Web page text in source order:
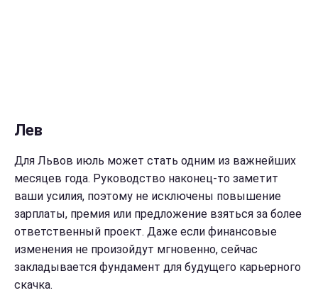
Лев
Для Львов июль может стать одним из важнейших
месяцев года. Руководство наконец-то заметит
ваши усилия, поэтому не исключены повышение
зарплаты, премия или предложение взяться за более
ответственный проект. Даже если финансовые
изменения не произойдут мгновенно, сейчас
закладывается фундамент для будущего карьерного
скачка.